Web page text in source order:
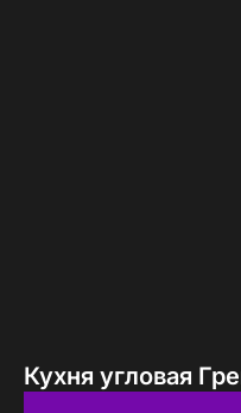
Кухня угловая